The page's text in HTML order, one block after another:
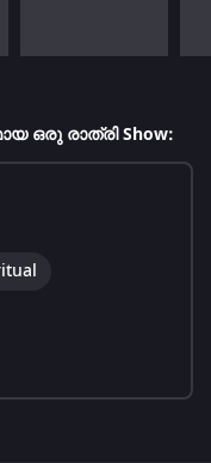
ഒരു രാത്രി Show: